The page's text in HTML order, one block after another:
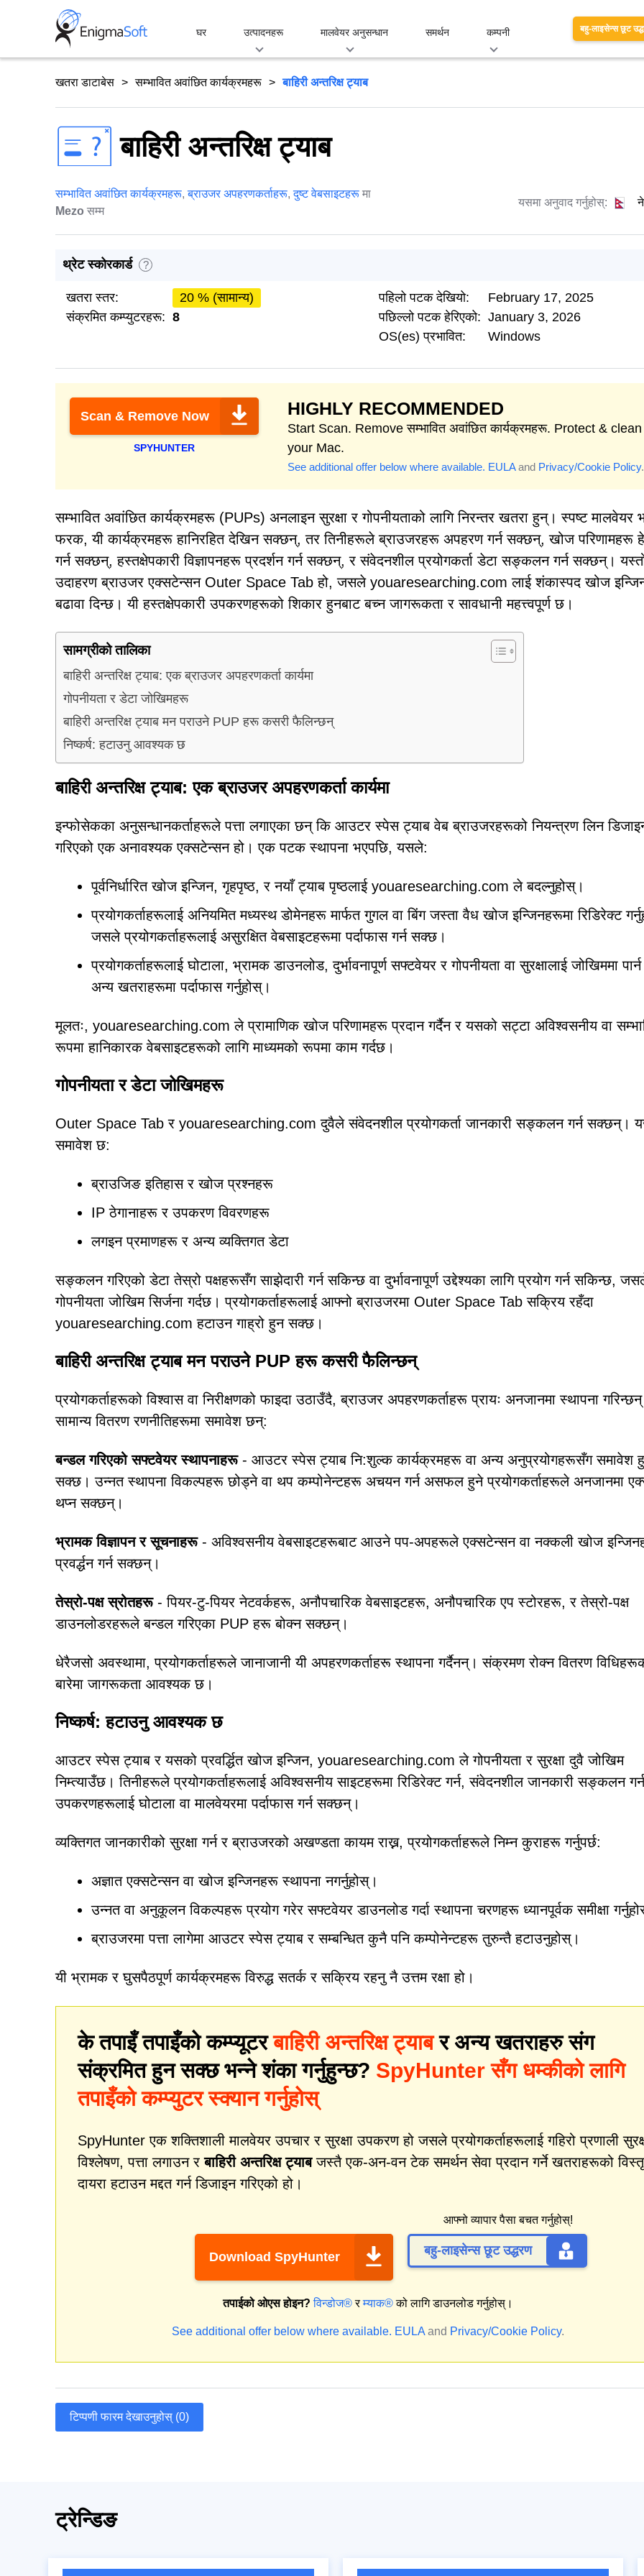
घर उत्पादनहरू मालवेयर अनुसन्धान समर्थन कम्पनी बहु-लाइसेन्स छूट
खतरा डाटाबेस सम्भावित अवांछित कार्यक्रमहरू बाहिरी अन्तरिक्ष ट्याब
बाहिरी अन्तरिक्ष ट्याब
सम्भावित अवांछित कार्यक्रमहरू,ब्राउजर अपहरणकर्ताहरू,दुष्ट वेबसाइटहरू मा
Mezo सम्म
यसमा अनुवाद गर्नुहोस्:
थ्रेट स्कोरकार्ड ?
खतरा स्तर:
20 % (सामान्य)
संक्रमित कम्प्युटरहरू: 8
पहिलो पटक देखियो:
February 17, 2025
पछिल्लो पटक हेरिएको: January 3, 2026
OS(es) प्रभावित:
Windows
Scan & Remove Now
SPYHUNTER
HIGHLY RECOMMENDED
Start Scan. Remove सम्भावित अवांछित कार्यक्रमहरू. Protect & clean
your Mac.
See additional offer below where available. EULAand Privacy/Cookie Policy.
सम्भावित अवांछित कार्यक्रमहरू (PUPs) अनलाइन सुरक्षा र गोपनीयताको लागि निरन्तर खतरा हुन्। स्पष्ट मालवेयर
फरक, यी कार्यक्रमहरू हानिरहित देखिन सक्छन्, तर तिनीहरूले ब्राउजरहरू अपहरण गर्न सक्छन्, खोज परिणामहरू
गर्न सक्छन्, हस्तक्षेपकारी विज्ञापनहरू प्रदर्शन गर्न सक्छन्, र संवेदनशील प्रयोगकर्ता डेटा सङ्कलन गर्न सक्छन्।
उदाहरण ब्राउजर एक्सटेन्सन Outer Space Tab हो, जसले youaresearching.com लाई शंकास्पद खोज
बढावा दिन्छ। यी हस्तक्षेपकारी उपकरणहरूको शिकार हुनबाट बच्न जागरूकता र सावधानी महत्त्वपूर्ण छ।
सामग्रीको तालिका
बाहिरी अन्तरिक्ष ट्याब: एक ब्राउजर अपहरणकर्ता कार्यमा
गोपनीयता र डेटा जोखिमहरू
बाहिरी अन्तरिक्ष ट्याब मन पराउने PUP हरू कसरी फैलिन्छन्
निष्कर्ष: हटाउनु आवश्यक छ
बाहिरी अन्तरिक्ष ट्याब: एक ब्राउजर अपहरणकर्ता कार्यमा
इन्फोसेकका अनुसन्धानकर्ताहरूले पत्ता लगाएका छन् कि आउटर स्पेस ट्याब वेब ब्राउजरहरूको नियन्त्रण लिन
गरिएको एक अनावश्यक एक्सटेन्सन हो। एक पटक स्थापना भएपछि, यसले:
पूर्वनिर्धारित खोज इन्जिन, गृहपृष्ठ, र नयाँ ट्याब पृष्ठलाई youaresearching.com ले बदल्नुहोस्।
प्रयोगकर्ताहरूलाई अनियमित मध्यस्थ डोमेनहरू मार्फत गुगल वा बिंग जस्ता वैध खोज इन्जिनहरूमा रिडिरेक्ट
जसले प्रयोगकर्ताहरूलाई असुरक्षित वेबसाइटहरूमा पर्दाफास गर्न सक्छ।
प्रयोगकर्ताहरूलाई घोटाला, भ्रामक डाउनलोड, दुर्भावनापूर्ण सफ्टवेयर र गोपनीयता वा सुरक्षालाई जोखिममा
अन्य खतराहरूमा पर्दाफास गर्नुहोस्।
मूलतः, youaresearching.com ले प्रामाणिक खोज परिणामहरू प्रदान गर्दैन र यसको सट्टा अविश्वसनीय वा
रूपमा हानिकारक वेबसाइटहरूको लागि माध्यमको रूपमा काम गर्दछ।
गोपनीयता र डेटा जोखिमहरू
Outer Space Tab र youaresearching.com दुवैले संवेदनशील प्रयोगकर्ता जानकारी सङ्कलन गर्न सक्छन्।
समावेश छ:
ब्राउजिङ इतिहास र खोज प्रश्नहरू
IP ठेगानाहरू र उपकरण विवरणहरू
लगइन प्रमाणहरू र अन्य व्यक्तिगत डेटा
सङ्कलन गरिएको डेटा तेस्रो पक्षहरूसँग साझेदारी गर्न सकिन्छ वा दुर्भावनापूर्ण उद्देश्यका लागि प्रयोग गर्न सकिन्छ,
गोपनीयता जोखिम सिर्जना गर्दछ। प्रयोगकर्ताहरूलाई आफ्नो ब्राउजरमा Outer Space Tab सक्रिय रहँदा
youaresearching.com हटाउन गाह्रो हुन सक्छ।
बाहिरी अन्तरिक्ष ट्याब मन पराउने PUP हरू कसरी फैलिन्छन्
प्रयोगकर्ताहरूको विश्वास वा निरीक्षणको फाइदा उठाउँदै, ब्राउजर अपहरणकर्ताहरू प्रायः अनजानमा स्थापना
सामान्य वितरण रणनीतिहरूमा समावेश छन्:
बन्डल गरिएको सफ्टवेयर स्थापनाहरू- आउटर स्पेस ट्याब नि:शुल्क कार्यक्रमहरू वा अन्य अनुप्रयोगहरूसँग समावेश
सक्छ। उन्नत स्थापना विकल्पहरू छोड्ने वा थप कम्पोनेन्टहरू अचयन गर्न असफल हुने प्रयोगकर्ताहरूले अनजानमा
थप्न सक्छन्।
भ्रामक विज्ञापन र सूचनाहरू- अविश्वसनीय वेबसाइटहरूबाट आउने पप-अपहरूले एक्सटेन्सन वा नक्कली खोज
प्रवर्द्धन गर्न सक्छन्।
तेस्रो-पक्ष स्रोतहरू- पियर-टु-पियर नेटवर्कहरू, अनौपचारिक वेबसाइटहरू, अनौपचारिक एप स्टोरहरू, र तेस्रो-पक्ष
डाउनलोडरहरूले बन्डल गरिएका PUP हरू बोक्न सक्छन्।
धेरैजसो अवस्थामा, प्रयोगकर्ताहरूले जानाजानी यी अपहरणकर्ताहरू स्थापना गर्दैनन्। संक्रमण रोक्न वितरण
बारेमा जागरूकता आवश्यक छ।
निष्कर्ष: हटाउनु आवश्यक छ
आउटर स्पेस ट्याब र यसको प्रवर्द्धित खोज इन्जिन, youaresearching.com ले गोपनीयता र सुरक्षा दुवै जोखिम
निम्त्याउँछ। तिनीहरूले प्रयोगकर्ताहरूलाई अविश्वसनीय साइटहरूमा रिडिरेक्ट गर्न, संवेदनशील जानकारी सङ्कलन
उपकरणहरूलाई घोटाला वा मालवेयरमा पर्दाफास गर्न सक्छन्।
व्यक्तिगत जानकारीको सुरक्षा गर्न र ब्राउजरको अखण्डता कायम राख्न, प्रयोगकर्ताहरूले निम्न कुराहरू गर्नुपर्छ:
अज्ञात एक्सटेन्सन वा खोज इन्जिनहरू स्थापना नगर्नुहोस्।
उन्नत वा अनुकूलन विकल्पहरू प्रयोग गरेर सफ्टवेयर डाउनलोड गर्दा स्थापना चरणहरू ध्यानपूर्वक समीक्षा
ब्राउजरमा पत्ता लागेमा आउटर स्पेस ट्याब र सम्बन्धित कुनै पनि कम्पोनेन्टहरू तुरुन्तै हटाउनुहोस्।
यी भ्रामक र घुसपैठपूर्ण कार्यक्रमहरू विरुद्ध सतर्क र सक्रिय रहनु नै उत्तम रक्षा हो।
के तपाइँ तपाइँको कम्प्यूटरबाहिरी अन्तरिक्ष ट्याबर अन्य खतराहरु संग
संक्रमित हुन सक्छ भन्ने शंका गर्नुहुन्छ? SpyHunter सँग धम्कीको लागि
तपाइँको कम्प्युटर स्क्यान गर्नुहोस्
SpyHunter एक शक्तिशाली मालवेयर उपचार र सुरक्षा उपकरण हो जसले प्रयोगकर्ताहरूलाई गहिरो प्रणाली
विश्लेषण, पत्ता लगाउन रबाहिरी अन्तरिक्ष ट्याबजस्तै एक-अन-वन टेक समर्थन सेवा प्रदान गर्ने खतराहरूको
दायरा हटाउन मद्दत गर्न डिजाइन गरिएको हो।
Download SpyHunter
आफ्नो व्यापार पैसा बचत गर्नुहोस्!
बहु-लाइसेन्स छूट उद्धरण
तपाईको ओएस होइन? विन्डोज®रम्याक®को लागि डाउनलोड गर्नुहोस्।
See additional offer below where available. EULA and Privacy/Cookie Policy.
टिप्पणी फारम देखाउनुहोस् (0)
ट्रेन्डिङ